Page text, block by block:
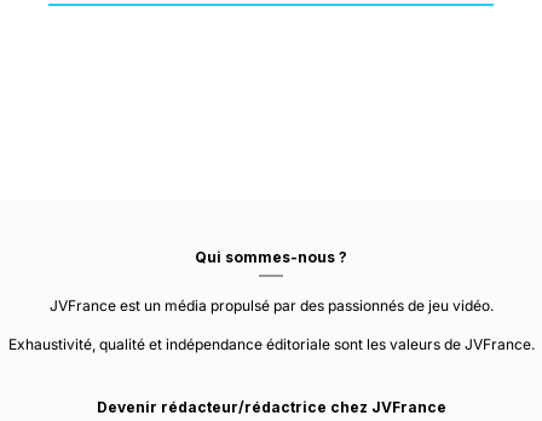
Qui sommes-nous ?
JVFrance est un média propulsé par des passionnés de jeu vidéo.
Exhaustivité, qualité et indépendance éditoriale sont les valeurs de JVFrance.
Devenir rédacteur/rédactrice chez JVFrance